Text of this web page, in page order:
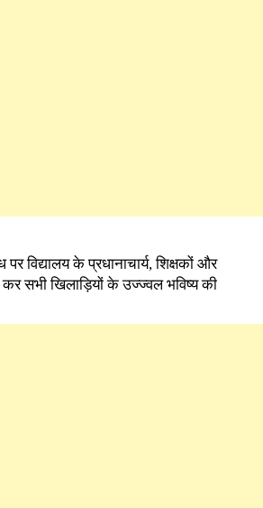
विद्यालय के प्रधानाचार्य, शिक्षकों और
कर सभी खिलाड़ियों के उज्ज्वल भविष्य की